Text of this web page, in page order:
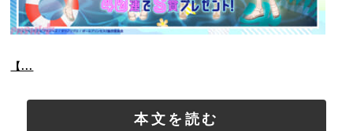
【...
本文を読む